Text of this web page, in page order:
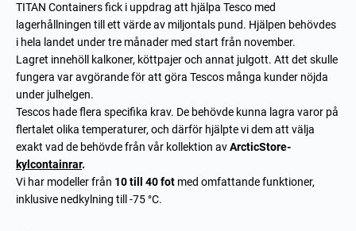
TITAN Containers fick i uppdrag att hjälpa Tesco med
lagerhållningen till ett värde av miljontals pund. Hjälpen behövdes
i hela landet under tre månader med start från november.
Lagret innehöll kalkoner, köttpajer och annat julgott. Att det skulle
fungera var avgörande för att göra Tescos många kunder nöjda
under julhelgen.
Tescos hade flera specifika krav. De behövde kunna lagra varor på
flertalet olika temperaturer, och därför hjälpte vi dem att välja
exakt vad de behövde från vår kollektion avArcticStore-
kylcontainrar.
Vi har modeller från 10 till 40 fot med omfattande funktioner,
inklusive nedkylning till -75 °C.